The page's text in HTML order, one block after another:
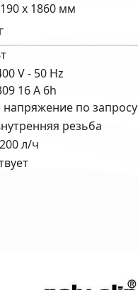
x 1860 мм
V - 50 Hz
16 A 6h
напряжение по запросу
резьба
л/ч